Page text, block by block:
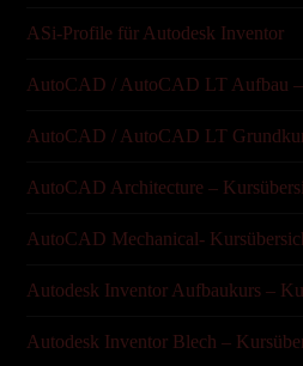
ASi-Profile für Autodesk Inventor
AutoCAD / AutoCAD LT Aufbau
AutoCAD / AutoCAD LT
AutoCAD Architecture –
AutoCAD Mechanical-
Autodesk Inventor Aufbaukurs –
Autodesk Inventor Blech –